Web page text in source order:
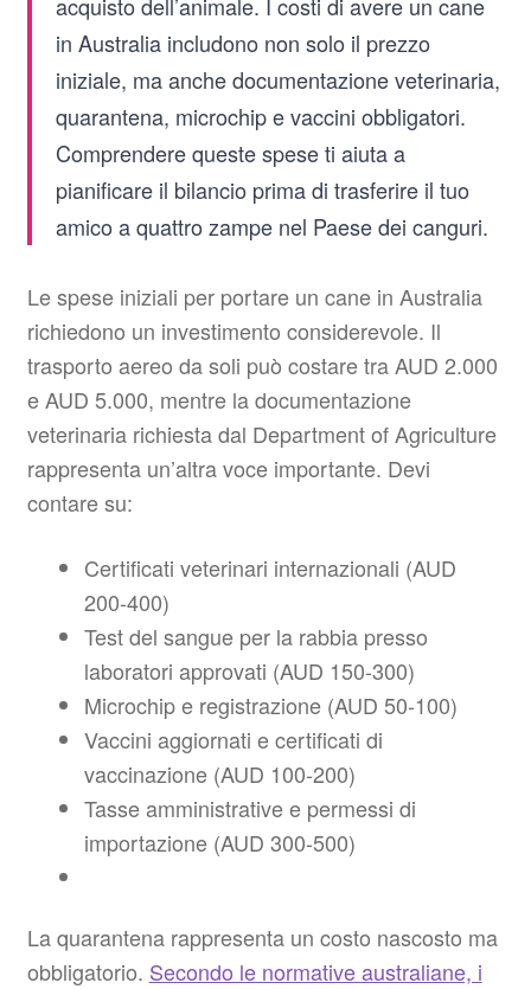
acquisto dell’animale. I costi di avere un cane
in Australia includono non solo il prezzo
iniziale, ma anche documentazione veterinaria,
quarantena, microchip e vaccini obbligatori.
Comprendere queste spese ti aiuta a
pianificare il bilancio prima di trasferire il tuo
amico a quattro zampe nel Paese dei canguri.
Le spese iniziali per portare un cane in Australia
richiedono un investimento considerevole. Il
trasporto aereo da soli può costare tra AUD 2.000
e AUD 5.000, mentre la documentazione
veterinaria richiesta dal Department of Agriculture
rappresenta un’altra voce importante. Devi
contare su:
Certificati veterinari internazionali (AUD
200-400)
Test del sangue per la rabbia presso
laboratori approvati (AUD 150-300)
Microchip e registrazione (AUD 50-100)
Vaccini aggiornati e certificati di
vaccinazione (AUD 100-200)
Tasse amministrative e permessi di
importazione (AUD 300-500)
La quarantena rappresenta un costo nascosto ma
obbligatorio. Secondo le normative australiane, i